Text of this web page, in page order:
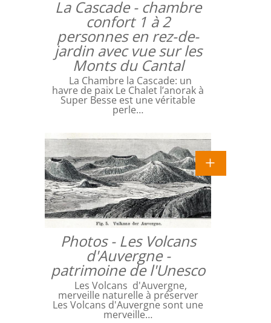
La Cascade - chambre
confort 1 à 2
personnes en rez-de-
jardin avec vue sur les
Monts du Cantal
La Chambre la Cascade: un
havre de paix Le Chalet l’anorak à
Super Besse est une véritable
perle…
Photos - Les Volcans
d'Auvergne -
patrimoine de l'Unesco
Les Volcans d'Auvergne,
merveille naturelle à préserver
Les Volcans d'Auvergne sont une
merveille…